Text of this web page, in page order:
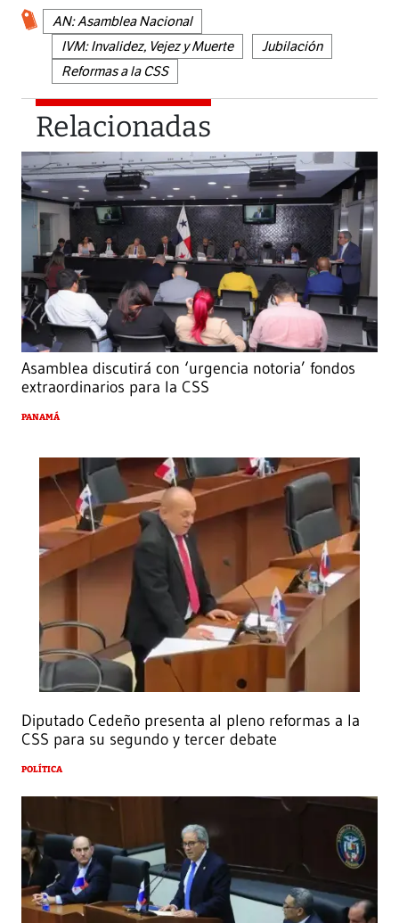
AN: Asamblea Nacional
IVM: Invalidez, Vejez y Muerte
Jubilación
Reformas a la CSS
Relacionadas
Asamblea discutirá con ‘urgencia notoria’ fondos
extraordinarios para la CSS
PANAMÁ
Diputado Cedeño presenta al pleno reformas a la
CSS para su segundo y tercer debate
POLÍTICA